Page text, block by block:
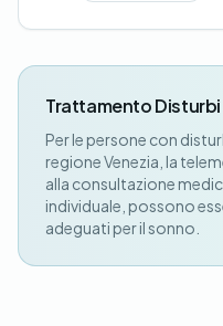
Trattamento Disturbi
Per le persone con
regione Venezia, la
alla consultazione
individuale, possono
adeguati per il sonno.